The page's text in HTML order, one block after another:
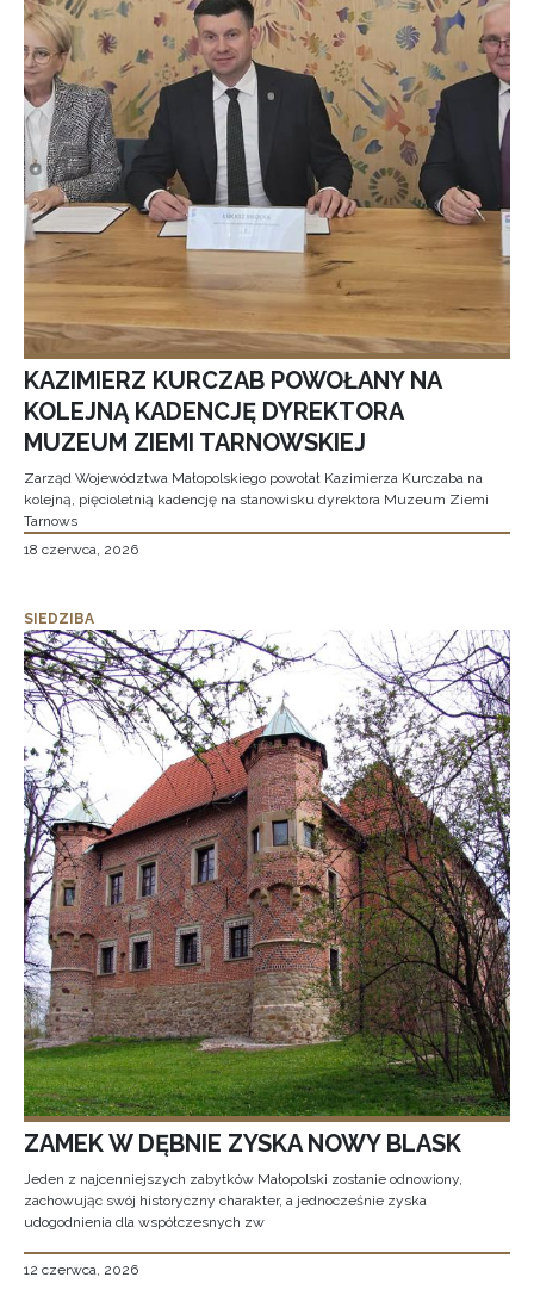
KAZIMIERZ KURCZAB POWOŁANY NA
KOLEJNĄ KADENCJĘ DYREKTORA
MUZEUM ZIEMI TARNOWSKIEJ
Zarząd Województwa Małopolskiego powołał Kazimierza Kurczaba na
kolejną, pięcioletnią kadencję na stanowisku dyrektora Muzeum Ziemi
Tarnows
18 czerwca, 2026
SIEDZIBA
ZAMEK W DĘBNIE ZYSKA NOWY BLASK
Jeden z najcenniejszych zabytków Małopolski zostanie odnowiony,
zachowując swój historyczny charakter, a jednocześnie zyska
udogodnienia dla współczesnych zw
12 czerwca, 2026